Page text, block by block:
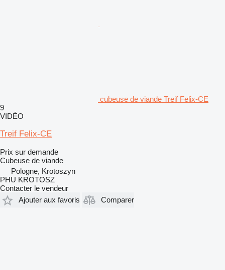
cubeuse de viande Treif Felix-CE
9
VIDÉO
Treif Felix-CE
Prix sur demande
Cubeuse de viande
Pologne, Krotoszyn
PHU KROTOSZ
Contacter le vendeur
Ajouter aux favoris
Comparer